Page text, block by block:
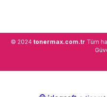
© 2024 tonermax.com.tr Tüm